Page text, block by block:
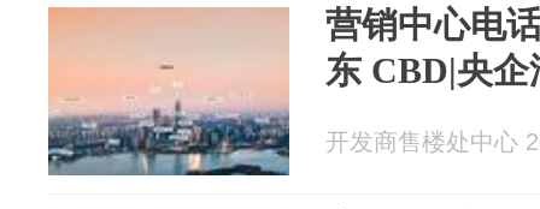
营销中心电
东 CBD|央
开发商售楼处中心